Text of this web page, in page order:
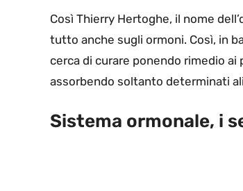
Così Thierry Hertoghe, il nome
tutto anche sugli ormoni. Così, in
cerca di curare ponendo rimedio ai
assorbendo soltanto determinati
Sistema ormonale, i